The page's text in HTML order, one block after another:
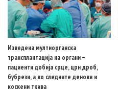
Изведена мултиорганска
трансплантација на органи –
пациенти добија срце, црн дроб,
бубрези, а во следните денови и
коскени ткива